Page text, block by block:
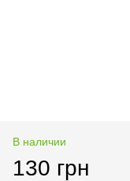
В наличии
130 грн